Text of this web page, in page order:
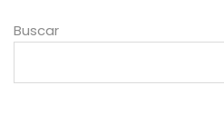
Buscar